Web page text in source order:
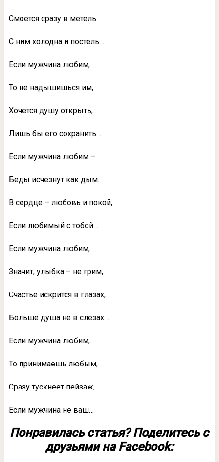
Смоется сразу в метель
С ним холодна и постель…
Если мужчина любим,
То не надышишься им,
Хочется душу открыть,
Лишь бы его сохранить…
Если мужчина любим –
Беды исчезнут как дым.
В сердце – любовь и покой,
Если любимый с тобой…
Если мужчина любим,
Значит, улыбка – не грим,
Счастье искрится в глазах,
Больше душа не в слезах…
Если мужчина любим,
То принимаешь любым,
Сразу тускнеет пейзаж,
Если мужчина не ваш…
Понравилась статья? Поделитесь с
друзьями на Facebook: